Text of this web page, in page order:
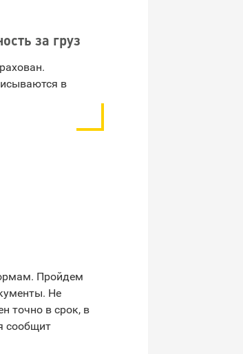
за груз
в
Пройдем
Не
точно в срок, в
сообщит